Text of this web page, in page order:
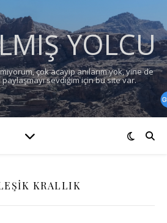
YOLCU
çok acayip anılarım yok, yine de
paylaşmayı sevdiğim için bu site var.
KRALLIK